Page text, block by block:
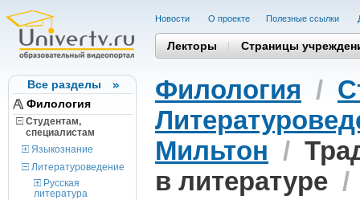
Все разделы
Филология
Студентам,
cпециалистам
Языкознание
Литературоведение
Русская
литература
Новости О проекте Полезные cсылки
Лекторы Страницы
Филология /
Мильтон /
в литературе /